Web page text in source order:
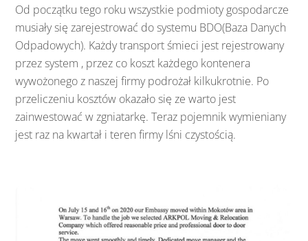
Od początku tego roku wszystkie podmioty gospodarcze
musiały się zarejestrować do systemu BDO(Baza Danych
Odpadowych). Każdy transport śmieci jest rejestrowany
przez system , przez co koszt każdego kontenera
wywożonego z naszej firmy podrożał kilkukrotnie. Po
przeliczeniu kosztów okazało się ze warto jest
zainwestować w zgniatarkę. Teraz pojemnik wymieniany
jest raz na kwartał i teren firmy lśni czystością.